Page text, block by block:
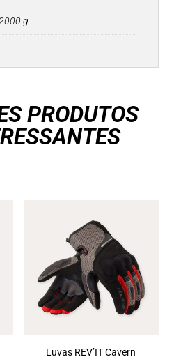
2000 g
PRODUTOS
Luvas REV’IT Cavern